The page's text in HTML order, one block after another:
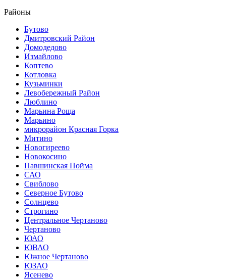
Районы
Бутово
Дмитровский Район
Домодедово
Измайлово
Коптево
Котловка
Кузьминки
Левобережный Район
Люблино
Марьина Роща
Марьино
микрорайон Красная Горка
Митино
Новогиреево
Новокосино
Павшинская Пойма
САО
Свиблово
Северное Бутово
Солнцево
Строгино
Центральное Чертаново
Чертаново
ЮАО
ЮВАО
Южное Чертаново
ЮЗАО
Ясенево